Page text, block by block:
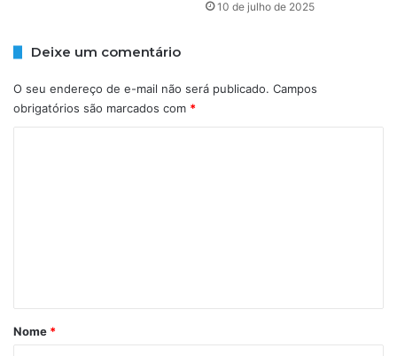
p
r
i
c
i
ó
i
a
S
e
t
a
10 de julho de 2025
Deixe um comentário
O seu endereço de e-mail não será publicado. Campos
obrigatórios são marcados com *
r
Nome *